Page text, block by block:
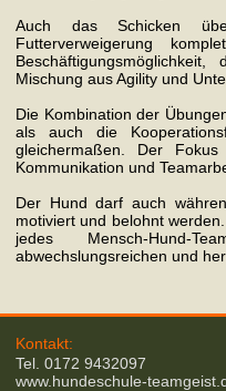
Auch das Schicken
Futterverweigerung
Mischung aus Agility und
Die Kombination der
als auch die
gleichermaßen. Der
Kommunikation und
Der Hund darf auch
motiviert und belohnt
jedes Mensch-
abwechslungsreichen und
Kontakt:
Tel. 0172 9432097
www.hundeschule-